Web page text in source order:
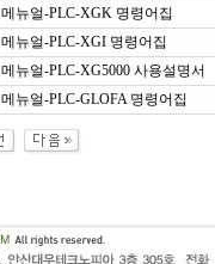
메뉴얼-PLC-XGK 명령어집
메뉴얼-PLC-XGI 명령어집
메뉴얼-PLC-XG5000 사용설명서
메뉴얼-PLC-GLOFA 명령어집